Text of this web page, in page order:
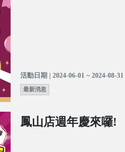
活動日期 | 2024-06-01 ~ 2024-08-31
最新消息
鳳山店週年慶來囉!